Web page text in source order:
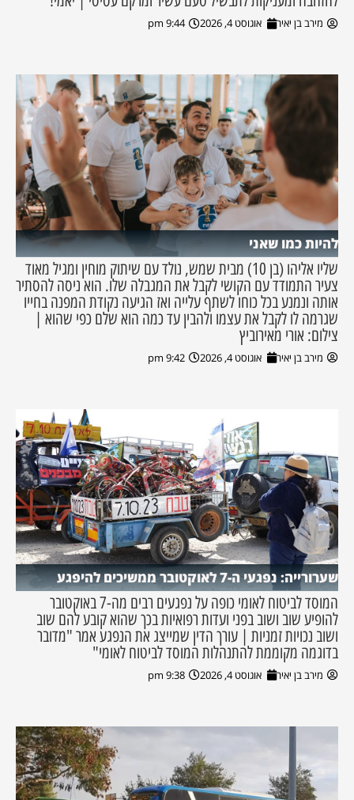
מירב בן יאיר אוגוסט 4, 2026 9:44 pm
להיות כמו שאני
שליו אליהו (בן 10) מבית שמש, נולד עם שיתוק מוחין ומגיל מאוד
צעיר התמודד עם הקושי לקבל את המגבלה שלו. הוא ניסה להסתיר
אותה ונמנע בכל כוחו לשתף עלייה ואז הגיעה נקודת המפנה בחייו
שגרמה לו לקבל את עצמו ולהבין עד כמה הוא שלם כפי שהוא |
צילום: אורי מאירוביץ
מירב בן יאיר אוגוסט 4, 2026 9:42 pm
שערורייה: נפגעי ה-7 לאוקטובר ממשיכים להיפגע
המוסד לביטוח לאומי כופה על נפגעים רבים מה-7 באוקטובר
להופיע שוב ושוב בפני ועדות רפואיות בכך שהוא קובע להם שוב
ושוב נכויות זמניות | עורך הדין שמייצג את הנפגע אמר "מדובר
בדוגמה מקוממת להתנהלות המוסד לביטוח לאומי"
מירב בן יאיר אוגוסט 4, 2026 9:38 pm